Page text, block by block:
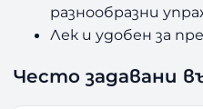
разнообразни
Лек и удобен за
Често задавани